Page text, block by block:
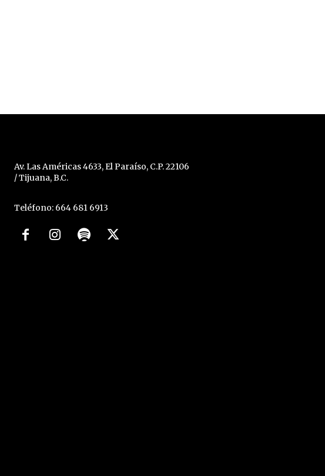
Av. Las Américas 4633, El Paraíso, C.P. 22106
/ Tijuana, B.C.
Teléfono: 664 681 6913